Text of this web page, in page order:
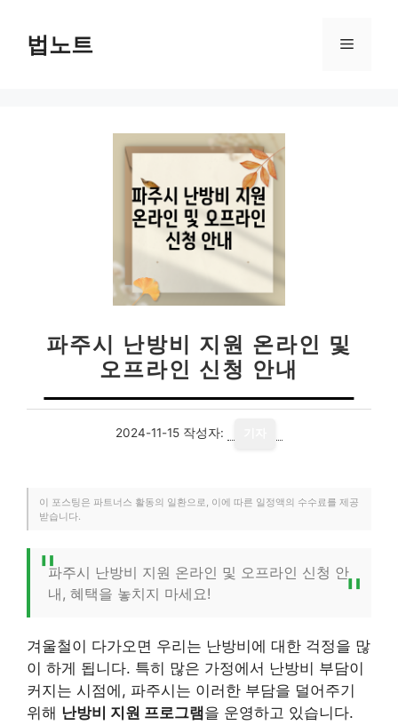
법노트 메
파주시 난방비 지원 온라인 및
오프라인 신청 안내
2024-11-15 작성자:
이 포스팅은 파트너스 활동의 일환으로, 이에 따른 일정액의 수수료를 제공
받습니다.
파주시 난방비 지원 온라인 및 오프라인 신청 안
내, 혜택을 놓치지 마세요!
겨울철이 다가오면 우리는 난방비에 대한 걱정을 많
이 하게 됩니다. 특히 많은 가정에서 난방비 부담이
커지는 시점에, 파주시는 이러한 부담을 덜어주기
위해 난방비 지원 프로그램을 운영하고 있습니다.